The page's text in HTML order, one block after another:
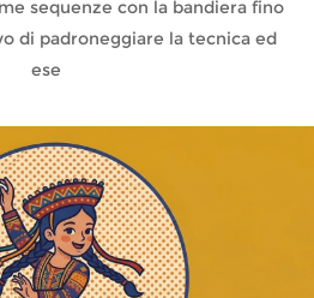
sequenze con la bandiera fino
di padroneggiare la tecnica ed
ese